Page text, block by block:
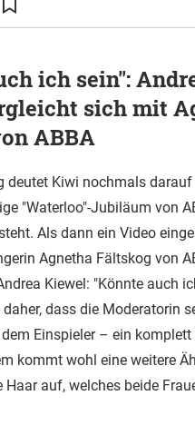
ich sein":
sich mit
ABBA
deutet Kiwi nochmals
"Waterloo"-Jubiläum von
Als dann ein Video
Agnetha Fältskog von
Kiewel: "Könnte auch
dass die Moderatorin
Einspieler – ein komplett
kommt wohl eine weitere
auf, welches beide